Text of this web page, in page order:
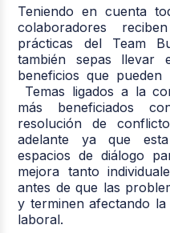
Teniendo en cuenta
colaboradores
prácticas del Team
también sepas llevar
beneficios que
Temas ligados a la
más beneficiados
resolución de
adelante ya que
espacios de diálogo
mejora tanto
antes de que las
y terminen afectando
laboral.